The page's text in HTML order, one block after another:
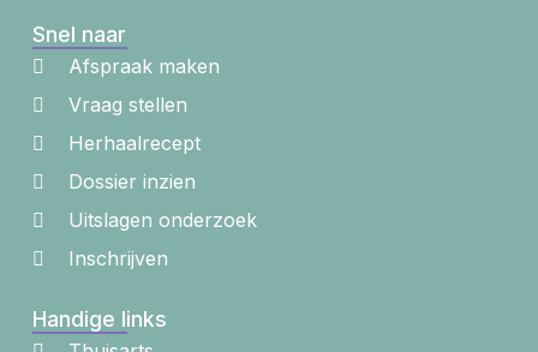
Snel naar
Afspraak maken
Vraag stellen
Herhaalrecept
Dossier inzien
Uitslagen onderzoek
Inschrijven
Handige links